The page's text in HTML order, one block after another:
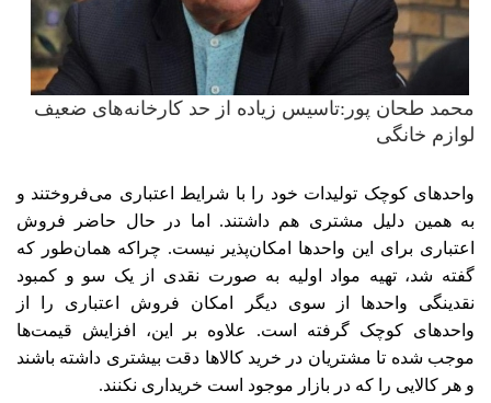
محمد طحان پور:تاسیس زیاده از حد کارخانه‌های‌‌ ضعیف
لوازم خانگی
واحدهای کوچک تولیدات خود را با شرایط اعتباری می‌‌‌فروختند و
به همین دلیل مشتری هم داشتند. اما در حال حاضر فروش
اعتباری برای این واحدها امکان‌پذیر نیست. چراکه همان‌طور که
گفته شد، تهیه مواد اولیه به صورت نقدی از یک سو و کمبود
نقدینگی واحدها از سوی دیگر امکان فروش اعتباری را از
واحدهای کوچک گرفته است. علاوه بر این، افزایش قیمت‌ها
‌‌موجب شده تا مشتریان در خرید کالاها دقت بیشتری داشته باشند
و هر کالایی را که در بازار موجود است خریداری نکنند.